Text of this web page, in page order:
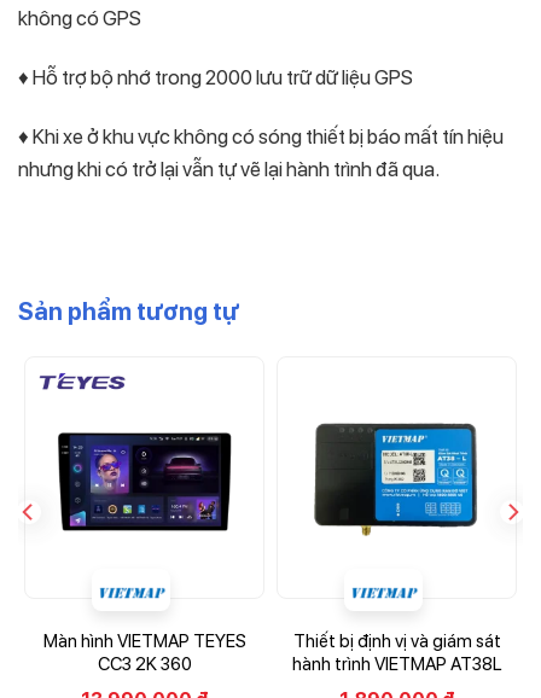
không có GPS
♦ Hỗ trợ bộ nhớ trong 2000 lưu trữ dữ liệu GPS
♦ Khi xe ở khu vực không có sóng thiết bị báo mất tín hiệu
nhưng khi có trở lại vẫn tự vẽ lại hành trình đã qua.
Sản phẩm tương tự
Màn hình VIETMAP TEYES
CC3 2K 360
Thiết bị định vị và giám sát
hành trình VIETMAP AT38L